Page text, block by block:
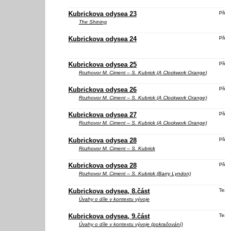
Kubrickova odysea 23
The Shining
Kubrickova odysea 24
Kubrickova odysea 25
Rozhovor M. Ciment – S. Kubrick (A Clockwork Orange)
Kubrickova odysea 26
Rozhovor M. Ciment – S. Kubrick (A Clockwork Orange)
Kubrickova odysea 27
Rozhovor M. Ciment – S. Kubrick (A Clockwork Orange)
Kubrickova odysea 28
Rozhovor M. Ciment – S. Kubrick
Kubrickova odysea 28
Rozhovor M. Ciment – S. Kubrick (Barry Lyndon)
Kubrickova odysea, 8.část
Úvahy o díle v kontextu vývoje
Kubrickova odysea, 9.část
Úvahy o díle v kontextu vývoje (pokračování)